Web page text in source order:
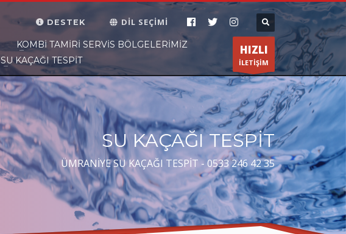
ÇALIŞMA SAATLERİ
Pazartesi-Cumartesi 8:30 19:30
DESTEK DİL SEÇİMİ
KOMBI TAMIRI SERVIS BÖLGELERIMIZ
SU KAÇAĞI TESPİT
HIZLI
İLETİŞİM
SU KAÇAĞI TESPİT
ÜMRANİYE SU KAÇAĞI TESPİT - 0533 246 42 35